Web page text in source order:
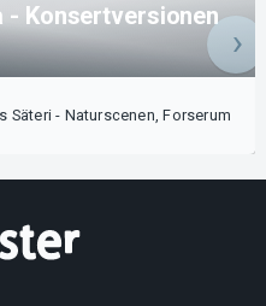
- Konsertversionen
Säteri - Naturscenen, Forserum